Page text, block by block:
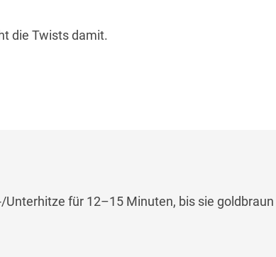
die Twists damit.
Unterhitze für 12–15 Minuten, bis sie